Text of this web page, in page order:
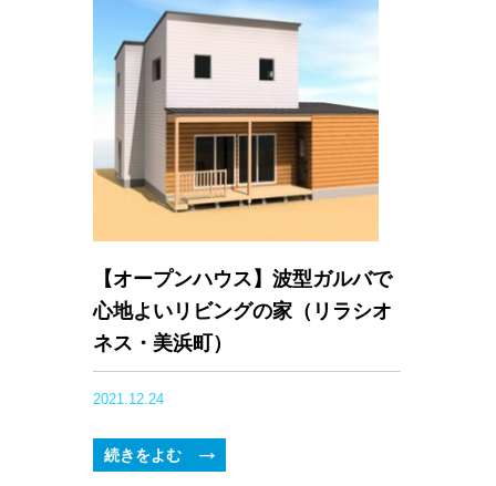
【オープンハウス】波型ガルバで
心地よいリビングの家（リラシオ
ネス・美浜町）
2021.12.24
続きをよむ